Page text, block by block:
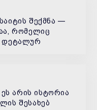
შექმნა —
რომელიც
დეტალურ
დღეს
გარეშე არაფერი
არის ისტორია
შესახებ